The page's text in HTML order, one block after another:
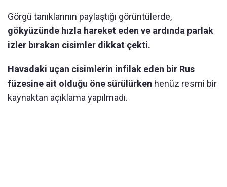
Görgü tanıklarının paylaştığı görüntülerde,
gökyüzünde hızla hareket eden ve ardında parlak
izler bırakan cisimler dikkat çekti.
Havadaki uçan cisimlerin infilak eden bir Rus
füzesine ait olduğu öne sürülürken henüz resmi bir
kaynaktan açıklama yapılmadı.